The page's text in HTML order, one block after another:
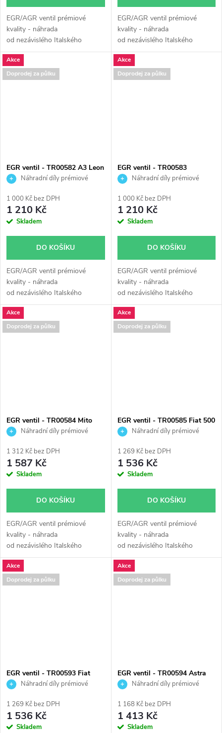
EGR/AGR ventil prémiové
kvality - náhrada
od nezávislého Italského
výrobce Turborail s.r.l.
EGR/AGR ventil prémiové
kvality - náhrada
od nezávislého Italského
výrobce Turborail s.r.l.
Akce
Doprodej za půlku
EGR ventil - TR00582 A3 Leon
Golf 1.8 92kW
Náhradní díly prémiové
1 000 Kč bez DPH
1 210 Kč
Skladem
DO KOŠÍKU
EGR/AGR ventil prémiové
kvality - náhrada
od nezávislého Italského
výrobce Turborail s.r.l.
Akce
Doprodej za půlku
EGR ventil - TR00583
Alhambra Sharan 1.8T
Náhradní díly prémiové
1 000 Kč bez DPH
1 210 Kč
Skladem
DO KOŠÍKU
EGR/AGR ventil prémiové
kvality - náhrada
od nezávislého Italského
výrobce Turborail s.r.l.
Akce
Doprodej za půlku
EGR ventil - TR00584 Mito
Punto Corsa 1.3 D
Náhradní díly prémiové
1 312 Kč bez DPH
1 587 Kč
Skladem
DO KOŠÍKU
EGR/AGR ventil prémiové
kvality - náhrada
od nezávislého Italského
výrobce Turborail s.r.l.
Akce
Doprodej za půlku
EGR ventil - TR00585 Fiat 500
Panda 1.3D
Náhradní díly prémiové
1 269 Kč bez DPH
1 536 Kč
Skladem
DO KOŠÍKU
EGR/AGR ventil prémiové
kvality - náhrada
od nezávislého Italského
výrobce Turborail s.r.l.
Akce
Doprodej za půlku
EGR ventil - TR00593 Fiat
Doblo Punto 1.9
Náhradní díly prémiové
1 269 Kč bez DPH
1 536 Kč
Skladem
Akce
Doprodej za půlku
EGR ventil - TR00594 Astra
Zafira 1.6Náhradní díly prémiové
1 168 Kč bez DPH
1 413 Kč
Skladem